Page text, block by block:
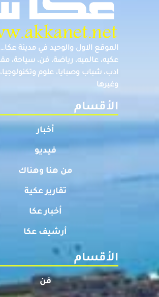
الموقع الاول والوحيد في مدينة عكا…
عكيه، عالميه، رياضة، فن، سياحة،
ادب، شباب وصبايا، علوم
وغيرها
الأقسام
أخبار
فيديو
من هنا وهناك
تقارير عكية
أخبار عكا
أرشيف عكا
الأقسام
فن